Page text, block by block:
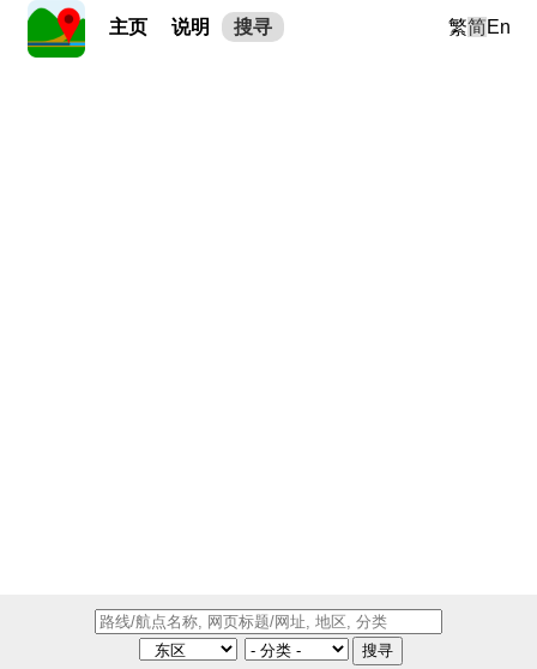
主页 说明 搜寻 繁简En
搜寻